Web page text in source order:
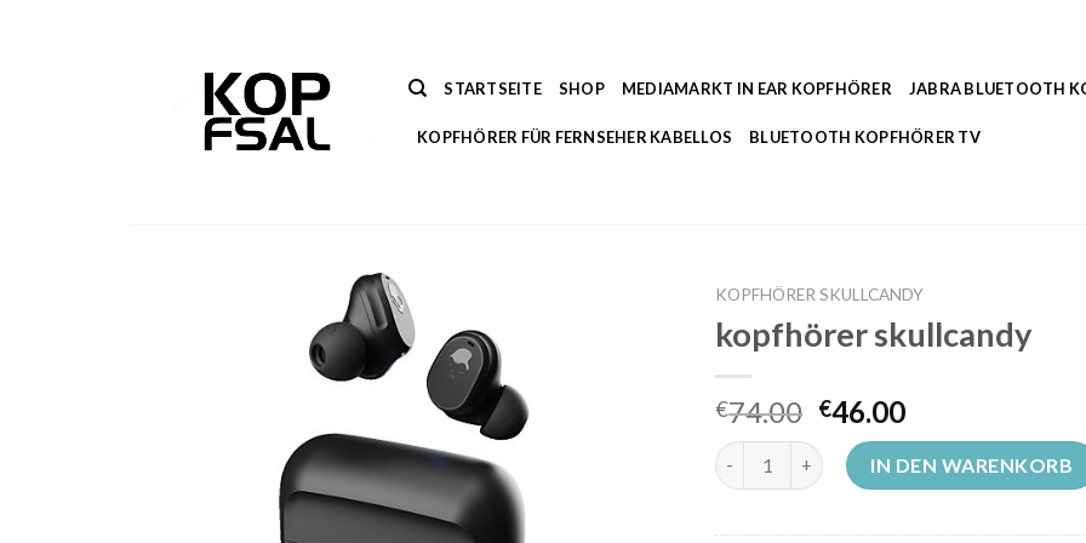
STARTSEITE SHOP MEDIAMARKT IN EAR KOPFHÖRER JABRA BLUETOOTH
KOPFHÖRER FÜR FERNSEHER KABELLOS BLUETOOTH KOPFHÖRER TV
KOPFHÖRER SKULLCANDY
kopfhörer skullcandy
€74.00 €46.00
kopfhörer skullcandy MengeIN DEN WARENKORB